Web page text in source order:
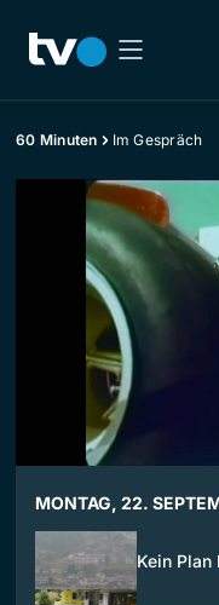
60 Minuten Im Gespräch
MONTAG, 22.
Kein Plan